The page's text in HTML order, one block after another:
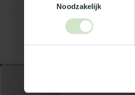
Noodzakelijk